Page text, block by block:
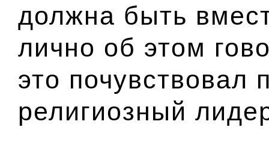
должна быть
лично об этом
это почувствовал
религиозный